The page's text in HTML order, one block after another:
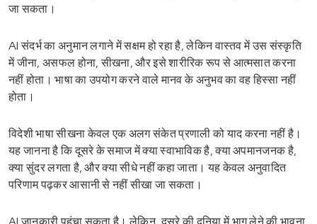
जा सकता।
AI संदर्भ का अनुमान लगाने में सक्षम हो रहा है, लेकिन वास्तव में उस संस्कृति
में जीना, असफल होना, सीखना, और इसे शारीरिक रूप से आत्मसात करना
नहीं होता। भाषा का उपयोग करने वाले मानव के अनुभव का वह हिस्सा नहीं
होता।
विदेशी भाषा सीखना केवल एक अलग संकेत प्रणाली को याद करना नहीं है।
यह जानना है कि दूसरे के समाज में क्या स्वाभाविक है, क्या अपमानजनक है,
क्या सुंदर लगता है, और क्या सीधे नहीं कहा जाता। यह केवल अनुवादित
परिणाम पढ़कर आसानी से नहीं सीखा जा सकता।